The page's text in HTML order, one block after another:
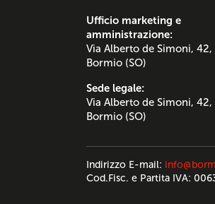
Ufficio marketing e
amministrazione:
Via Alberto de Simoni, 42,
Bormio (SO)
Sede legale:
Via Alberto de Simoni, 42,
Bormio (SO)
Indirizzo E-mail:
Cod.Fisc. e Partita IVA: